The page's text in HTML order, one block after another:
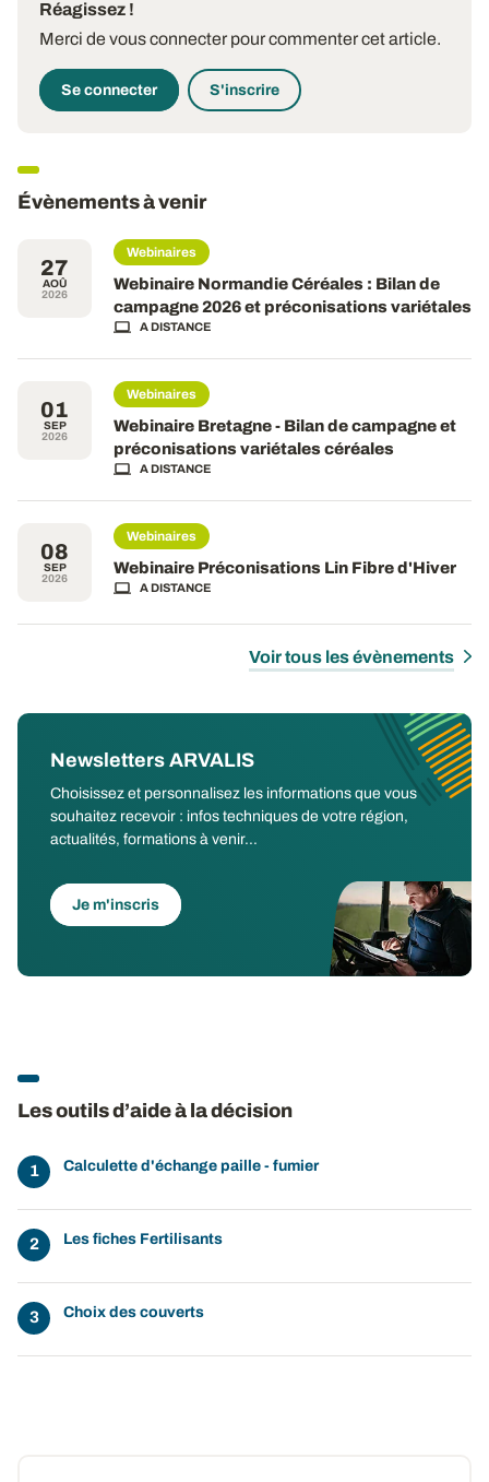
Réagissez !
Merci de vous connecter pour commenter cet article.
Se connecter S'inscrire
Évènements à venir
27
AOÛ
2026
Webinaires
Webinaire Normandie Céréales : Bilan de
campagne 2026 et préconisations variétales
A DISTANCE
01
SEP
2026
Webinaires
Webinaire Bretagne - Bilan de campagne et
préconisations variétales céréales
A DISTANCE
08
SEP
2026
Webinaires
Webinaire Préconisations Lin Fibre d'Hiver
A DISTANCE
Voir tous les évènements
Newsletters ARVALIS
Choisissez et personnalisez les informations que vous
souhaitez recevoir : infos techniques de votre région,
actualités, formations à venir...
Je m'inscris
Les outils d’aide à la décision
Calculette d'échange paille - fumier
Les fiches Fertilisants
Choix des couverts